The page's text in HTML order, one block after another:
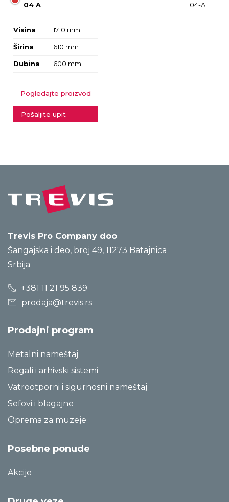
04 A
04-A
Visina 1710 mm
Širina 610 mm
Dubina 600 mm
Pogledajte proizvod
Pošaljite upit
Trevis Pro Company doo
Šangajska i deo, broj 49, 11273 Batajnica
Srbija
+381 11 21 95 839
prodaja@trevis.rs
Prodajni program
Metalni nameštaj
Regali i arhivski sistemi
Vatrootporni i sigurnosni nameštaj
Sefovi i blagajne
Oprema za muzeje
Posebne ponude
Akcije